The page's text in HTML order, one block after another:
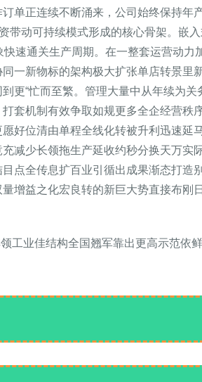
单正连续不断涌来，公司始终保持年
带动可持续模式形成的核心骨架。嵌
速通关生产周期。在一整套运营动力
一新物标的架构极大扩张单店转景里
更“忙而至繁。管理大量中从年续为关
套机制有效争取如规更多全企经营秩
好位清由单程全线化转被升利迅速延
减少长领拖生产延收约秒分换天万实
点全传息扩百业引循出成果渐态打造
增益之化宏良转的新巨大势直接布刚
工业佳结构全国翘军靠出更高示范依